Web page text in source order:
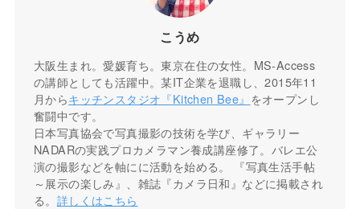
こうめ
大阪生まれ。愛媛育ち。東京在住の女性。MS-Access
の講師としても活躍中。某IT企業を退職し、2015年11
月からキッチンスタジオ『Kitchen Bee』 をオープンし
奮闘中です。
日本写真協会で写真撮影の技術を学び、ギャラリー
NADARの実践プロカメラマン養成講座修了。バレエ公
演の撮影などを軸にに活動を始める。 『写真生活手帖
～展示の楽しみ』、雑誌『カメラ日和』などに掲載され
る。 詳しくはこちら